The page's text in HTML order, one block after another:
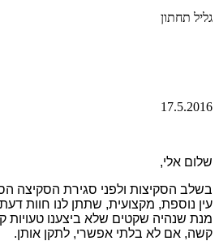
גליל תחתון
17.5.2016
שלום אלי,
בשלב הסקיצות ולפני סגירת הסקיצה
עין נוספת, מקצועית, שתתן לנו חוות
מנת שנהיה שקטים שלא ביצענו טעויות
קשה, אם לא בלתי אפשרי, לתקן אותן.